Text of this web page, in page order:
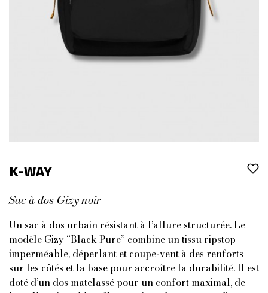
K-WAY
Sac à dos Gizy noir
Un sac à dos urbain résistant à l’allure structurée. Le
modèle Gizy “Black Pure” combine un tissu ripstop
imperméable, déperlant et coupe-vent à des renforts
sur les côtés et la base pour accroître la durabilité. Il est
doté d’un dos matelassé pour un confort maximal, de